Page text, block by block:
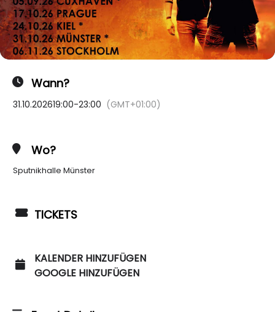
Wann?
31.10.202619:00-23:00 (GMT+01:00)
Wo?
Sputnikhalle Münster
TICKETS
KALENDER HINZUFÜGEN
GOOGLE HINZUFÜGEN